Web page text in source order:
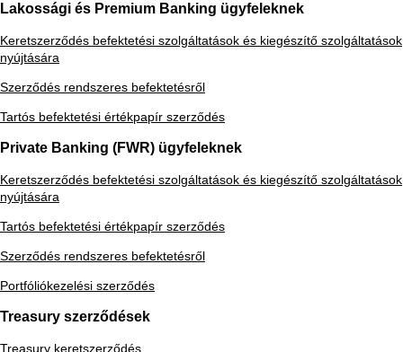
Lakossági és Premium Banking ügyfeleknek
Keretszerződés befektetési szolgáltatások és kiegészítő szolgáltatások
nyújtására
Szerződés rendszeres befektetésről
Tartós befektetési értékpapír szerződés
Private Banking (FWR) ügyfeleknek
Keretszerződés befektetési szolgáltatások és kiegészítő szolgáltatások
nyújtására
Tartós befektetési értékpapír szerződés
Szerződés rendszeres befektetésről
Portfóliókezelési szerződés
Treasury szerződések
Treasury keretszerződés